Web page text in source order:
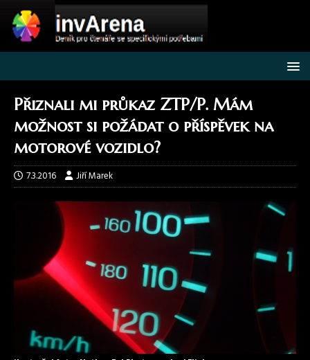
Přiznali mi průkaz ZTP/P. Mám
možnost si požádat o příspěvek na
motorové vozidlo?
7.3.2016 Jiří Marek